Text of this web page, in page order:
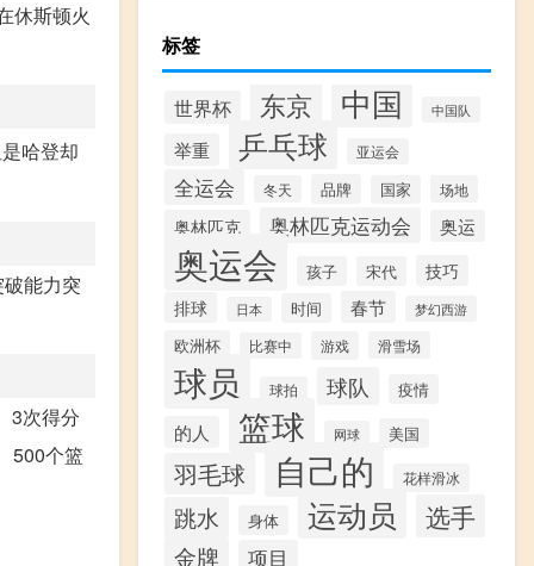
休斯顿火
哈登却
能力突
3次得分
500个篮
标签
世界杯 东京 中国 中国队
举重 乒乓球 亚运会
全运会 冬天 品牌 国家 场地
奥林匹克 奥林匹克运动会 奥运
奥运会 孩子 宋代
技巧
排球
日本 时间 春节 梦幻西游
欧洲杯 比赛中 游戏 滑雪场
球员 球拍 球队 疫情
的人 篮球 网球 美国
羽毛球 自己的 花样滑冰
跳水 身体 运动员 选手
金牌 项目